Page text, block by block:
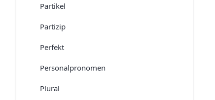
Partikel
Partizip
Perfekt
Personalpronomen
Plural